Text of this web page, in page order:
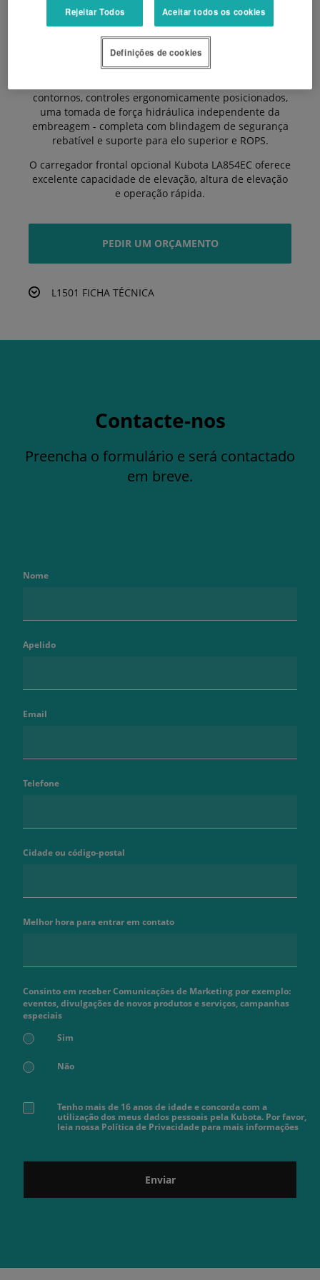
rodas em todos os ângulos de direção. A espaçosa
plataforma do operador foi projetada para o conforto
do operador, e o design elegante do capot fornece um
campo de visão maior. Totalmente equipado para um
dia inteiro de recursos de trabalho produtivos e
contornos, controles ergonomicamente posicionados,
uma tomada de força hidráulica independente da
embreagem - completa com blindagem de segurança
rebatível e suporte para elo superior e ROPS.
O carregador frontal opcional Kubota LA854EC oferece
excelente capacidade de elevação, altura de elevação
e operação rápida.
PEDIR UM ORÇAMENTO
L1501 FICHA TÉCNICA
Contacte-nos
Preencha o formulário e será contactado
em breve.
Nome
Apelido
Email
Telefone
Cidade ou código-postal
Melhor hora para entrar em contato
Consinto em receber Comunicações de Marketing por exemplo:
eventos, divulgações de novos produtos e serviços, campanhas
especiais
Sim
Não
Tenho mais de 16 anos de idade e concorda com a
utilização dos meus dados pessoais pela Kubota. Por favor,
leia nossa Política de Privacidade para mais informações
Enviar
Rejeitar Todos Aceitar todos os cookies
Definições de cookies